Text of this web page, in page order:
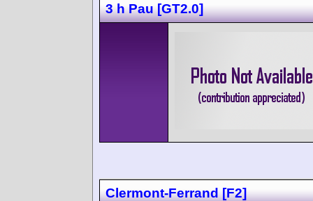
3 h Pau [GT2.0]
Clermont-Ferrand [F2]